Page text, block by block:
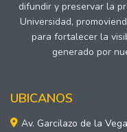
difundir y preservar la
Universidad,
para fortalecer la
generado por
UBICANOS
Av. Garcilazo de la